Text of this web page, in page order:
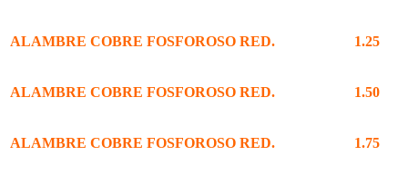
ALAMBRE COBRE FOSFOROSO RED. 1.25
ALAMBRE COBRE FOSFOROSO RED. 1.50
ALAMBRE COBRE FOSFOROSO RED. 1.75